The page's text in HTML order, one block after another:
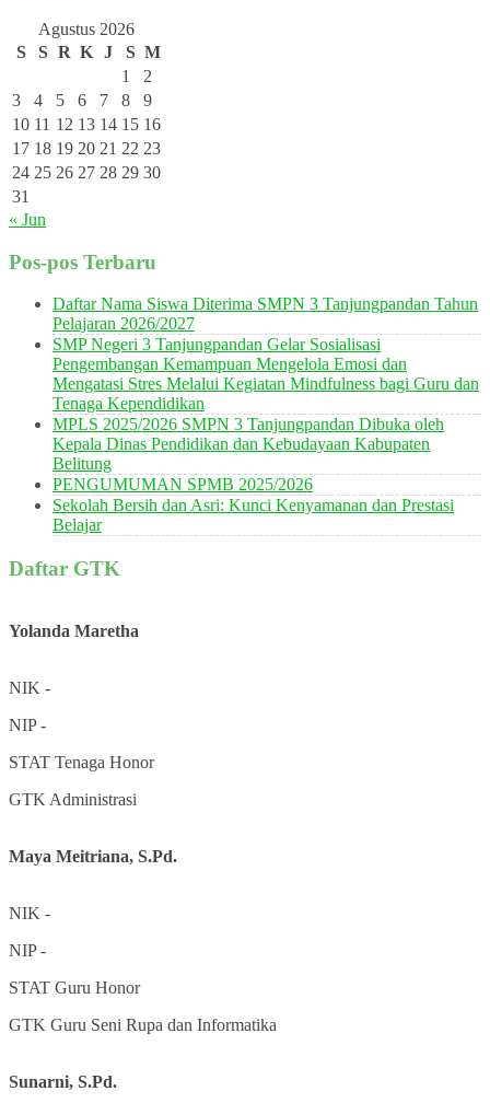
Agustus 2026
S
S R K J S M
1
2
3
4 5 6 7 8
9
10 11 12 13 14 15 16
17 18 19 20 21 22 23
24 25 26 27 28 29 30
31
« Jun
Pos-pos Terbaru
Daftar Nama Siswa Diterima SMPN 3 Tanjungpandan Tahun
Pelajaran 2026/2027
SMP Negeri 3 Tanjungpandan Gelar Sosialisasi
Pengembangan Kemampuan Mengelola Emosi dan
Mengatasi Stres Melalui Kegiatan Mindfulness bagi Guru dan
Tenaga Kependidikan
MPLS 2025/2026 SMPN 3 Tanjungpandan Dibuka oleh
Kepala Dinas Pendidikan dan Kebudayaan Kabupaten
Belitung
PENGUMUMAN SPMB 2025/2026
Sekolah Bersih dan Asri: Kunci Kenyamanan dan Prestasi
Belajar
Daftar GTK
Yolanda Maretha
NIK -
NIP-
STAT Tenaga Honor
GTK Administrasi
Maya Meitriana, S.Pd.
NIK -
NIP-
STAT Guru Honor
GTK Guru Seni Rupa dan Informatika
Sunarni, S.Pd.